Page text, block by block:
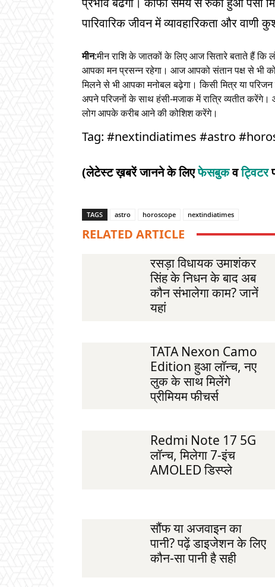
पारिवारिक जीवन में व्यावहारिकता और वाणी
मीन:मीन राशि के जातकों के लिए आज सितारे बताते हैं
आपका मन प्रसन्न रहेगा। आज आपको संतान पक्ष से भी
मिलने से भी आपका मनोबल बढ़ेगा। किसी मित्र या
अपने परिजनों के साथ हंसी-मजाक में रात्रि व्यतीत
लोग आपके करीब आने की कोशिश करेंगे।
Tag: #nextindiatimes #astro
(लेटेस्ट ख़बरें जानने के लिएफेसबुकवट्विटर
TAGS astro horoscope nextindiatimes
RELATED ARTICLE
रसड़ा विधायक उमाशंकर
सिंह के निधन के बाद अब
कौन संभालेगा काम? जानें
यहां
TATA Nexon Camo
Edition हुआ लॉन्च, नए
लुक के साथ मिलेंगे
प्रीमियम फीचर्स
Redmi Note 17 5G
लॉन्च, मिलेगा 7-इंच
AMOLED डिस्प्ले
सौंफ या अजवाइन का
पानी? पढ़ें डाइजेशन के लिए
कौन-सा पानी है सही